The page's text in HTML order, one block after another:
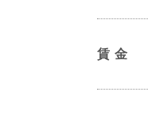
賃 金